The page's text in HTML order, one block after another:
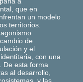
que en
un modelo
territorios.
de
y el
con una
De esta forma
al desarrollo,